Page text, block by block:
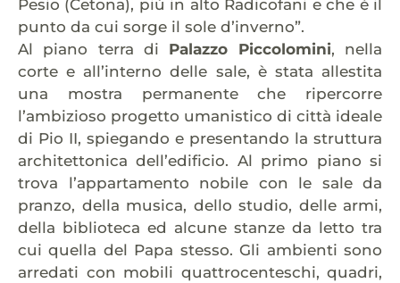
Pesio (Cetona), più in alto Radicofani e che è il
punto da cui sorge il sole d’inverno”.
Al piano terra di Palazzo Piccolomini, nella
corte e all’interno delle sale, è stata allestita
una mostra permanente che ripercorre
l’ambizioso progetto umanistico di città ideale
di Pio II, spiegando e presentando la struttura
architettonica dell’edificio. Al primo piano si
trova l’appartamento nobile con le sale da
pranzo, della musica, dello studio, delle armi,
della biblioteca ed alcune stanze da letto tra
cui quella del Papa stesso. Gli ambienti sono
arredati con mobili quattrocenteschi, quadri,